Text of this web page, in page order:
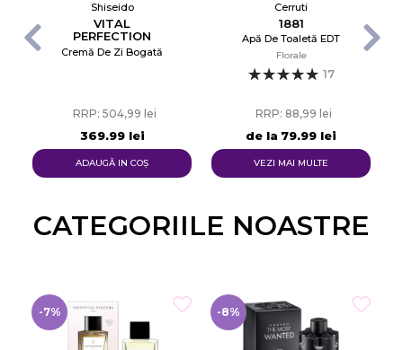
Shiseido
VITAL
PERFECTION
UPLIFTING AND
Cremă De Zi Bogată
RRP: 504,99 lei
369,99 lei
ADAUGĂ IN COŞ
Cerruti
1881
Apă De Toaletă EDT
Florale
17
de la
RRP: 88,99 lei
79,99 lei
VEZI MAI MULTE
CATEGORIILE NOASTRE​
-7% -8%